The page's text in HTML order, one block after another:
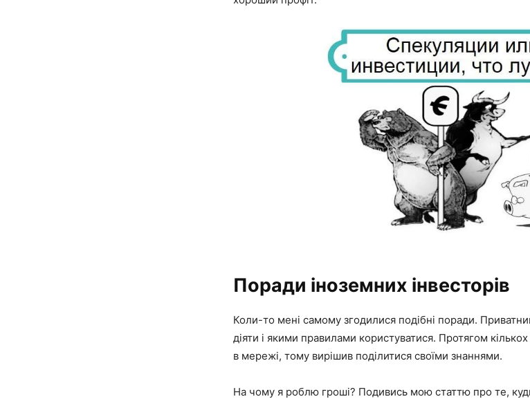
Поради іноземних інвесторів
Коли-то мені самому згодилися подібні поради.
діяти і якими правилами користуватися. Протягом
в мережі, тому вирішив поділитися своїми знаннями.
На чому я роблю гроші? Подивись мою статтю про те,